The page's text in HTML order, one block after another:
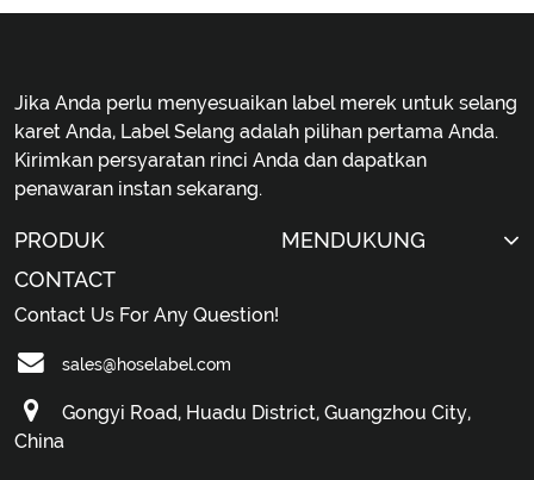
Jika Anda perlu menyesuaikan label merek untuk selang
karet Anda, Label Selang adalah pilihan pertama Anda.
Kirimkan persyaratan rinci Anda dan dapatkan
penawaran instan sekarang.
PRODUK
MENDUKUNG
CONTACT
Contact Us For Any Question!
sales@hoselabel.com
Gongyi Road, Huadu District, Guangzhou City,
China